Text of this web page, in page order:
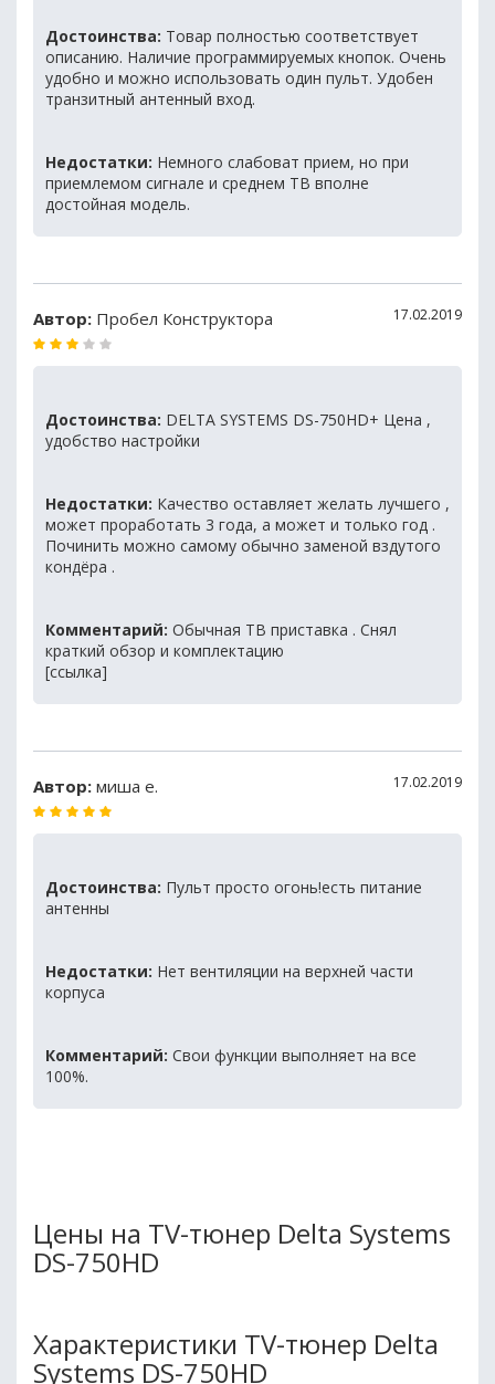
Достоинства: Товар полностью соответствует
описанию. Наличие программируемых кнопок. Очень
удобно и можно использовать один пульт. Удобен
транзитный антенный вход.
Недостатки: Немного слабоват прием, но при
приемлемом сигнале и среднем ТВ вполне
достойная модель.
Автор: Пробел Конструктора 17.02.2019
Достоинства: DELTA SYSTEMS DS-750HD+ Цена ,
удобство настройки
Недостатки: Качество оставляет желать лучшего ,
может проработать 3 года, а может и только год .
Починить можно самому обычно заменой вздутого
кондёра .
Комментарий: Обычная ТВ приставка . Снял
краткий обзор и комплектацию
[ссылка]
Автор: миша е. 17.02.2019
Достоинства: Пульт просто огонь!есть питание
антенны
Недостатки: Нет вентиляции на верхней части
корпуса
Комментарий: Свои функции выполняет на все
100%.
Цены на TV-тюнер Delta Systems
DS-750HD
Характеристики TV-тюнер Delta
Systems DS-750HD